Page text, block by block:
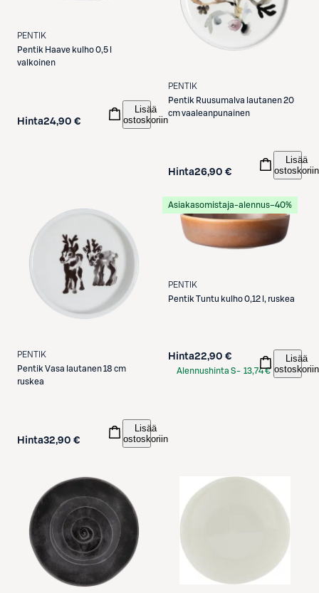
PENTIK
Pentik Haave kulho 0,5 l
valkoinen
Hinta24,90 €
Lisää
ostoskoriin
PENTIK
Pentik Ruusumalva lautanen 20
cm vaaleanpunainen
Hinta26,90 €
Lisää
ostoskoriin
PENTIK
Pentik Vasa lautanen 18 cm
ruskea
Hinta32,90 €
Lisää
ostoskoriin
Asiakasomistaja-alennus−40%
PENTIK
Pentik Tuntu kulho 0,12 l, ruskea
Hinta22,90 €
Alennushinta S- 13,74 €
Lisää
ostoskoriin